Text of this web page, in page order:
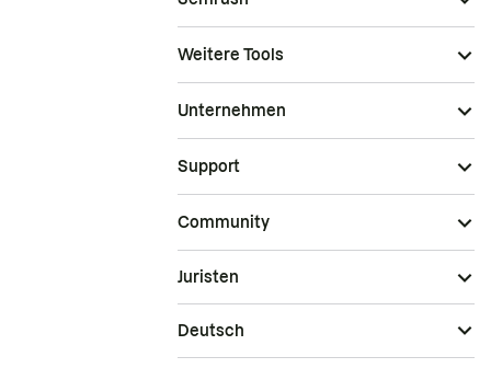
Weitere Tools
Unternehmen
Support
Community
Juristen
Deutsch